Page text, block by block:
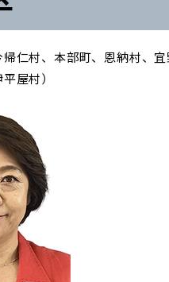
仁村、本部町、恩納村、宜
屋村）